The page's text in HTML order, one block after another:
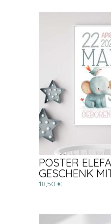
POSTER
GESCHENK
18,50 €